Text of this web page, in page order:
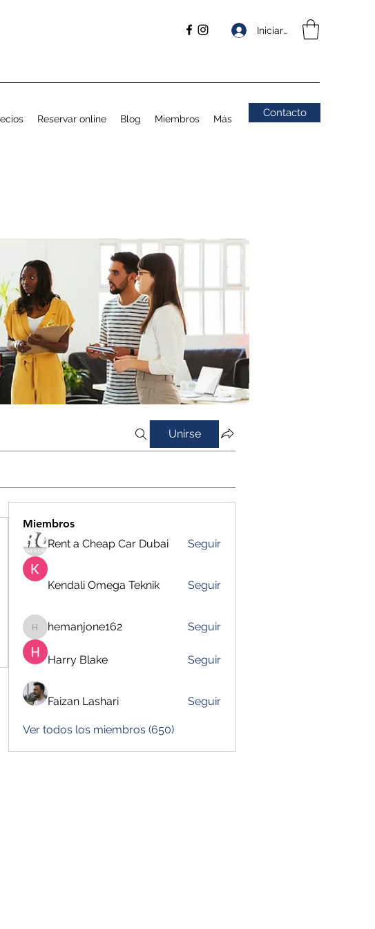
Iniciar sesión
Reservar online Blog Miembros Más Contacto
Unirse
Miembros
Rent a Cheap Car Dubai
Seguir
Kendali Omega Teknik Seguir
hemanjone162
hemanjone162 Seguir
Harry Blake Seguir
Faizan Lashari Seguir
Ver todos los miembros (650)